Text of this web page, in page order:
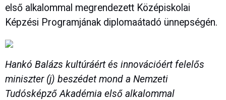
első alkalommal megrendezett Középiskolai
Képzési Programjának diplomaátadó ünnepségén.
Hankó Balázs kultúráért és innovációért felelős
miniszter (j) beszédet mond a Nemzeti
Tudósképző Akadémia első alkalommal